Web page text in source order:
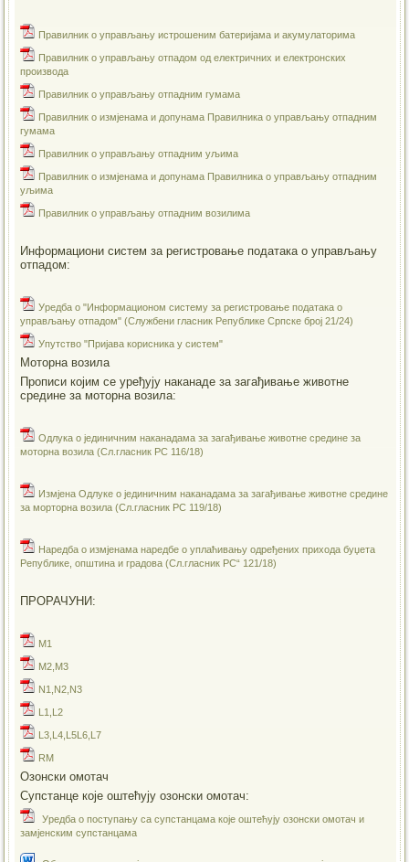
Правилник о управљању истрошеним батеријама и акумулаторима
Правилник о управљању отпадом од електричних и електронских
производа
Правилник о управљању отпадним гумама
Правилник о измјенама и допунама Правилника о управљању отпадним
гумама
Правилник о управљању отпадним уљима
Правилник о измјенама и допунама Правилника о управљању отпадним
уљима
Правилник о управљању отпадним возилима
Информациони систем за регистровање података о управљању
отпадом:
Уредба о "Информационом систему за регистровање података о
управљању отпадом" (Службени гласник Републике Српске број 21/24)
Упутство "Пријава корисника у систем"
Моторна возила
Прописи којим се уређују наканаде за загађивање животне
средине за моторна возила:
Одлука о јединичним наканадама за загађивање животне средине за
моторна возила (Сл.гласник РС 116/18)
Измјена Одлуке о јединичним наканадама за загађивање животне средине
за морторна возила (Сл.гласник РС 119/18)
Наредба о измјенама наредбе о уплаћивању одређених прихода буџета
Републике, општина и градова (Сл.гласник РС“ 121/18)
ПРОРАЧУНИ:
M1
M2,M3
N1,N2,N3
L1,L2
L3,L4,L5L6,L7
RM
Озонски омотач
Супстанце које оштећују озонски омотач:
Уредба о поступању са супстанцама које оштећују озонски омотач и
замјенским супстанцама